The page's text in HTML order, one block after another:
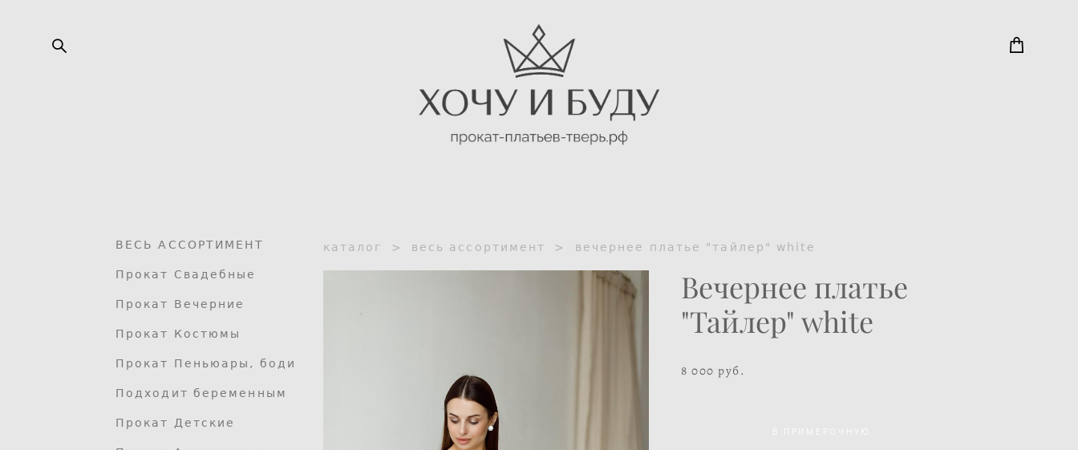
ВЕСЬ АССОРТИМЕНТ
Прокат Свадебные
Прокат Вечерние
Прокат Костюмы
Прокат Пеньюары, боди
Подходит беременным
Прокат Детские
каталог > весь ассортимент > вечернее платье "тайлер" white
Вечернее платье
"Тайлер" white
8 000 pуб.
В ПРИМЕРОЧНУЮ